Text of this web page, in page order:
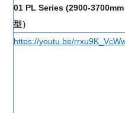
01 PL Series (2900-
型）
https://youtu.be/